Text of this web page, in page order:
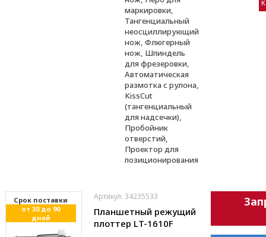
маркировки,
Тангенциальный
неосциллирующий
нож, Флюгерный
нож, Шпиндель
для фрезеровки,
Автоматическая
размотка с рулона,
KissCut
(тангенциальный
для надсечки),
Пробойник
отверстий,
Проектор для
позиционирования
Cрок поставки
от 30 до 90
дней
Артикул: 34235533
Планшетный режущий
плоттер LT-1610F